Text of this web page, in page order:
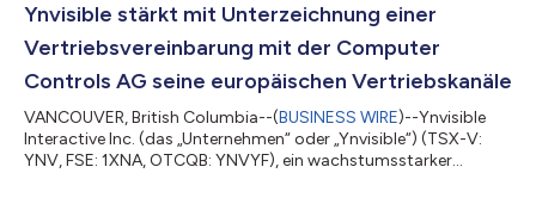
„Aktienoptionen“) gewährt hat. Insgesamt wurden 1.150.000
Ynvisible stärkt mit Unterzeichnung einer
Vertriebsvereinbarung mit der Computer
Controls AG seine europäischen Vertriebskanäle
VANCOUVER, British Columbia--(BUSINESS WIRE)--Ynvisible
Interactive Inc. (das „Unternehmen“ oder „Ynvisible“) (TSX-V:
YNV, FSE: 1XNA, OTCQB: YNVYF), ein wachstumsstarker